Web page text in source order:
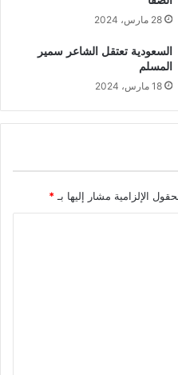
28 مارس، 2024
السعودية تعتقل الشاعر سمير
المسلم
18 مارس، 2024
الإلزامية مشار إليها بـ *